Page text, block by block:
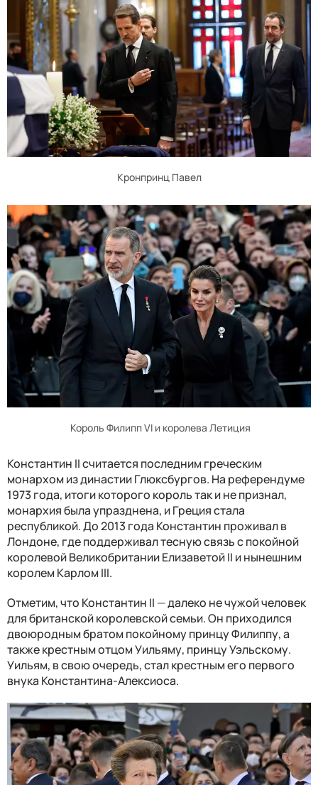
Кронпринц Павел
Король Филипп VI и королева Летиция
Константин II считается последним греческим
монархом из династии Глюксбургов. На референдуме
1973 года, итоги которого король так и не признал,
монархия была упразднена, и Греция стала
республикой. До 2013 года Константин проживал в
Лондоне, где поддерживал тесную связь с покойной
королевой Великобритании Елизаветой II и нынешним
королем Карлом III.
Отметим, что Константин II —далеко не чужой человек
для британской королевской семьи. Он приходился
двоюродным братом покойному принцу Филиппу, а
также крестным отцом Уильяму, принцу Уэльскому.
Уильям, в свою очередь, стал крестным его первого
внука Константина-Алексиоса.